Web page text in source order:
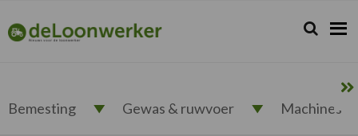
de
hoofdnavigatie
de
hoofd
de
eerste
de
voettekst
deloonwerker.nl Zoeken...
Zoek
Bemesting Gewas & ruwvoer Machines